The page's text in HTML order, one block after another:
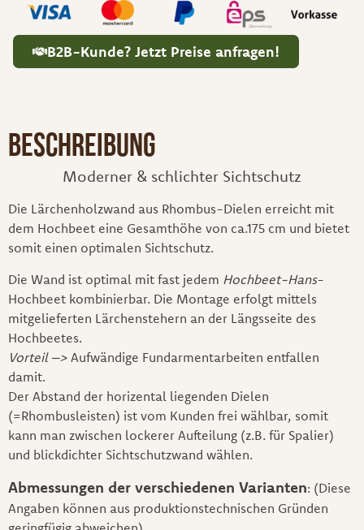
B2B-Kunde? Jetzt Preise anfragen!
Beschreibung
Moderner & schlichter Sichtschutz
Die Lärchenholzwand aus Rhombus-Dielen erreicht mit
dem Hochbeet eine Gesamthöhe von ca.175 cm und bietet
somit einen optimalen Sichtschutz.
Die Wand ist optimal mit fast jedem Hochbeet-Hans-
Hochbeet kombinierbar. Die Montage erfolgt mittels
mitgelieferten Lärchenstehern an der Längsseite des
Hochbeetes.
Vorteil –> Aufwändige Fundarmentarbeiten entfallen
damit.
Der Abstand der horizental liegenden Dielen
(=Rhombusleisten) ist vom Kunden frei wählbar, somit
kann man zwischen lockerer Aufteilung (z.B. für Spalier)
und blickdichter Sichtschutzwand wählen.
Abmessungen der verschiedenen Varianten: (Diese
Angaben können aus produktionstechnischen Gründen